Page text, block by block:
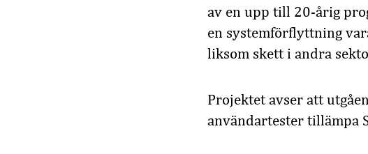
av en upp till 20-årig
en systemförflyttning
liksom skett i andra
Projektet avser att
användartester tillämpa